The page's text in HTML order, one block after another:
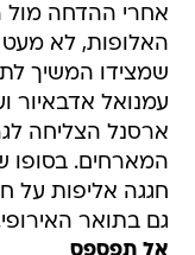
אחרי ההדחה מול
האלופות, לא מעט
שמצידו המשיך
עמנואל אדבאיור
ארסנל הצליחה
המארחים. בסופו
חגגה אליפות על
גם בתואר
אל תפספס